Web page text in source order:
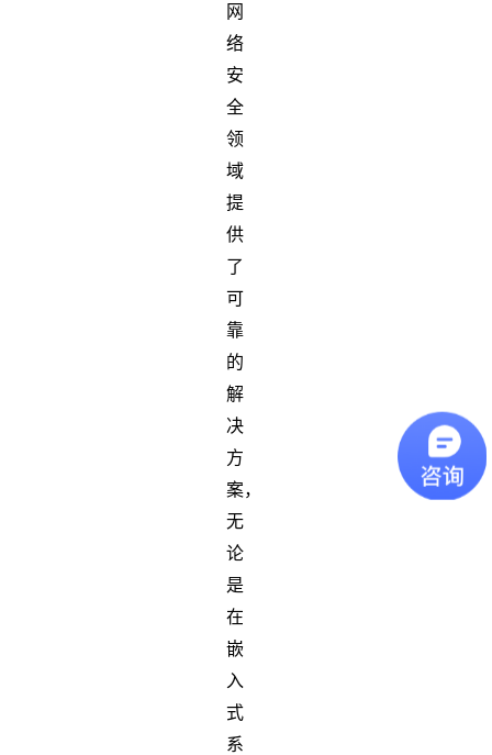
网
络
安
全
领
域
提
供
了
可
靠
的
解
决
方
案，
无
论
是
在
嵌
入
式
系